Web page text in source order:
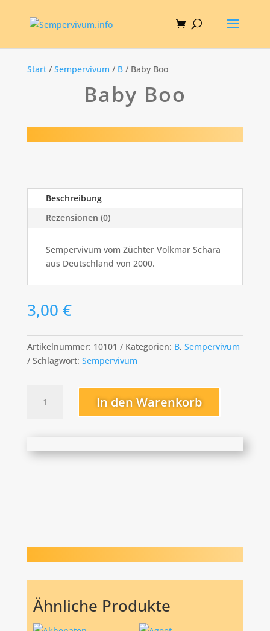
Start/ Sempervivum / B/ Baby Boo
Baby Boo
Beschreibung
Rezensionen (0)
Sempervivum vom Züchter Volkmar Schara
aus Deutschland von 2000.
3,00 €
Artikelnummer: 10101 Kategorien: B, Sempervivum
Schlagwort: Sempervivum
In den Warenkorb
Ähnliche Produkte